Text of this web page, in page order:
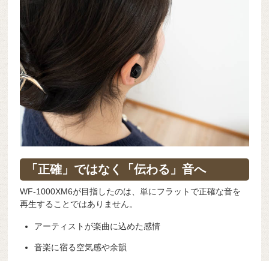
「正確」ではなく「伝わる」音へ
WF-1000XM6が目指したのは、単にフラットで正確な音を
再生することではありません。
アーティストが楽曲に込めた感情
音楽に宿る空気感や余韻